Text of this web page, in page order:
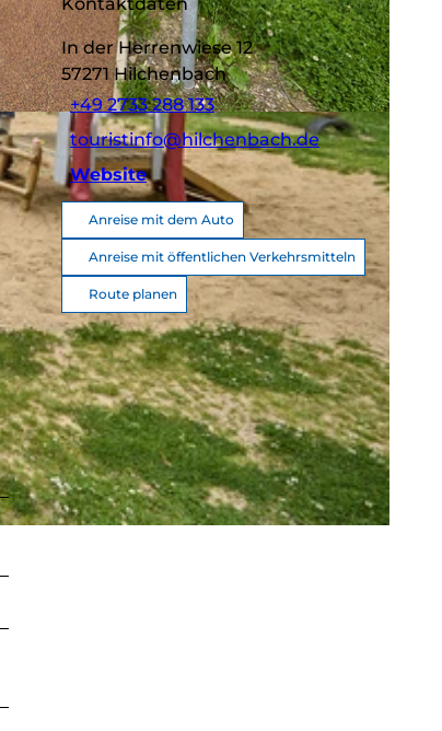
In der Herrenwiese 12
57271Hilchenbach
+49 2733 288 133
touristinfo@hilchenbach.de
Website
Anreise mit dem Auto
Anreise mit öffentlichen Verkehrsmitteln
Route planen